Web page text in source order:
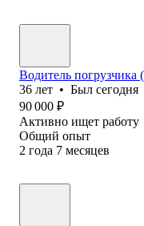
Водитель погрузчика
36 лет • Был сегодня
90 000 ₽
Активно ищет работу
Общий опыт
2 года 7 месяцев